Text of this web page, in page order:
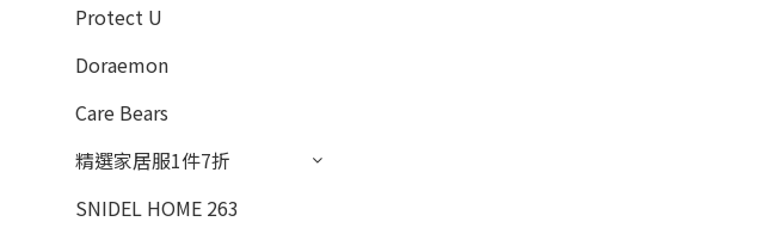
Protect U
Doraemon
Care Bears
精選家居服1件7折
SNIDEL HOME 263